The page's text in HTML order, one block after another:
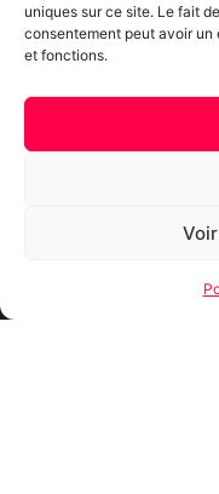
uniques sur ce site. Le fait
consentement peut avoir
et fonctions.